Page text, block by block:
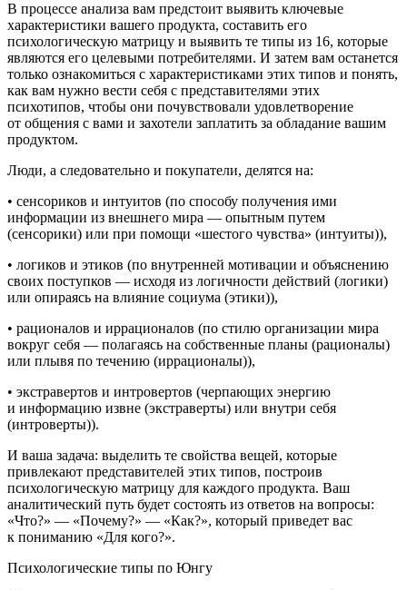
В процессе анализа вам предстоит выявить ключевые
характеристики вашего продукта, составить его
психологическую матрицу и выявить те типы из 16, которые
являются его целевыми потребителями. И затем вам останется
только ознакомиться с характеристиками этих типов и понять,
как вам нужно вести себя с представителями этих
психотипов, чтобы они почувствовали удовлетворение
от общения с вами и захотели заплатить за обладание вашим
продуктом.
Люди, а следовательно и покупатели, делятся на:
• сенсориков и интуитов (по способу получения ими
информации из внешнего мира — опытным путем
(сенсорики) или при помощи «шестого чувства» (интуиты)),
• логиков и этиков (по внутренней мотивации и объяснению
своих поступков — исходя из логичности действий (логики)
или опираясь на влияние социума (этики)),
• рационалов и иррационалов (по стилю организации мира
вокруг себя — полагаясь на собственные планы (рационалы)
или плывя по течению (иррационалы)),
• экстравертов и интровертов (черпающих энергию
и информацию извне (экстраверты) или внутри себя
(интроверты)).
И ваша задача: выделить те свойства вещей, которые
привлекают представителей этих типов, построив
психологическую матрицу для каждого продукта. Ваш
аналитический путь будет состоять из ответов на вопросы:
«Что?» — «Почему?» — «Как?», который приведет вас
к пониманию «Для кого?».
Психологические типы по Юнгу